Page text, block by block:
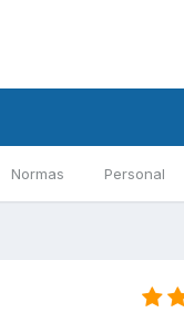
Normas Personal